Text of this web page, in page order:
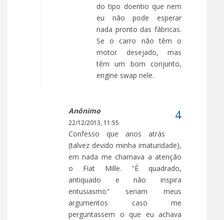
do tipo doentio que nem
eu não pode esperar
nada pronto das fábricas.
Se o carro não têm o
motor desejado, mas
têm um bom conjunto,
engine swap nele.
Anônimo
22/12/2013, 11:55
Confesso que anos atrás
(talvez devido minha imaturidade),
em nada me chamava a atenção
o Fiat Mille. "É quadrado,
antiquado e não inspira
entusiasmo" seriam meus
argumentos caso me
perguntassem o que eu achava